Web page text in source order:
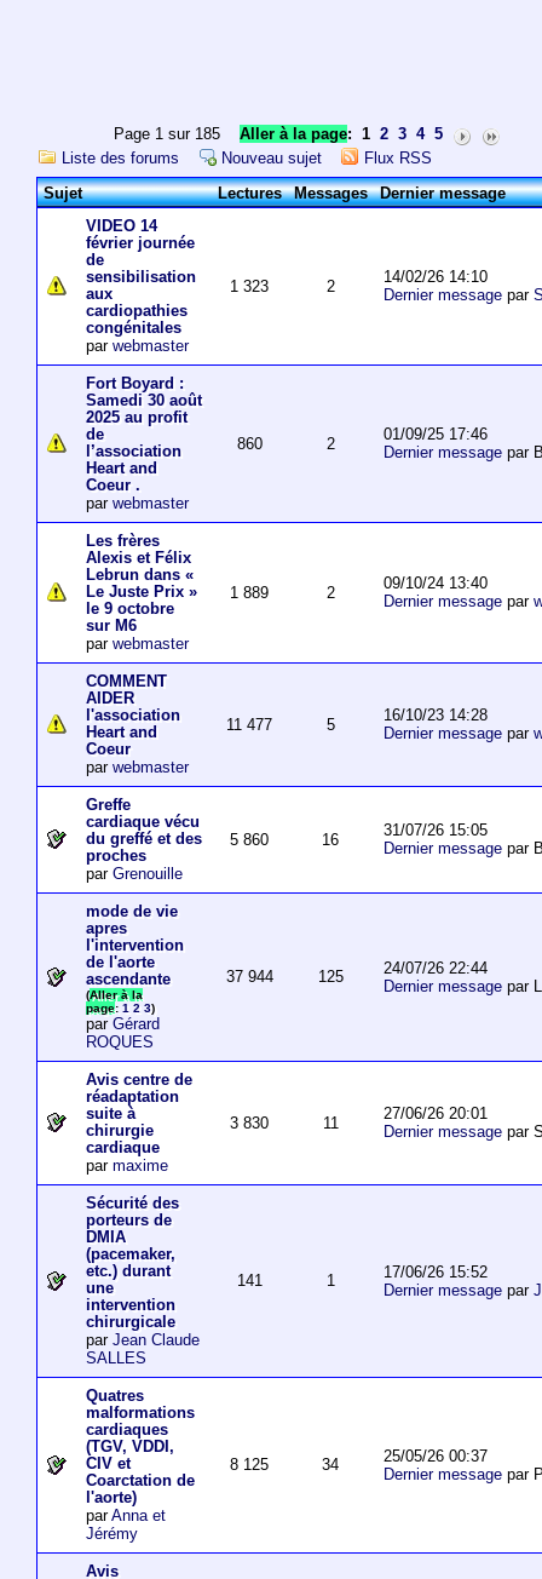
Page 1 sur 185Aller à la page: 1 2 3 4 5
Liste des forums
Nouveau sujet
Flux RSS
Sujet
Lectures Messages Dernier message
VIDEO 14
février journée
de
sensibilisation
aux
cardiopathies
congénitales
par webmaster
1 323 2
14/02/26 14:10
Dernier messagepar
Fort Boyard :
Samedi 30 août
2025 au profit
de
l’association
Heart and
Coeur .
par webmaster
860 2
01/09/25 17:46
Dernier messagepar
Les frères
Alexis et Félix
Lebrun dans «
Le Juste Prix »
le 9 octobre
sur M6
par webmaster
1 889 2
09/10/24 13:40
Dernier messagepar
COMMENT
AIDER
l'association
Heart and
Coeur
par webmaster
11 477 5
16/10/23 14:28
Dernier messagepar
Greffe
cardiaque vécu
du greffé et des
proches
par Grenouille
5 860 16
31/07/26 15:05
Dernier messagepar
mode de vie
apres
l'intervention
de l'aorte
ascendante
(Aller à la
page: 1 2 3)
par Gérard
ROQUES
37 944 125
24/07/26 22:44
Dernier messagepar
Avis centre de
réadaptation
suite à
chirurgie
cardiaque
par maxime
3 830 11
27/06/26 20:01
Dernier messagepar
Sécurité des
porteurs de
DMIA
(pacemaker,
etc.) durant
une
intervention
chirurgicale
par Jean Claude
SALLES
141 1
17/06/26 15:52
Dernier messagepar
Quatres
malformations
cardiaques
(TGV, VDDI,
CIV et
Coarctation de
l'aorte)
parAnna et
Jérémy
8 125 34
25/05/26 00:37
Dernier messagepar
Avis